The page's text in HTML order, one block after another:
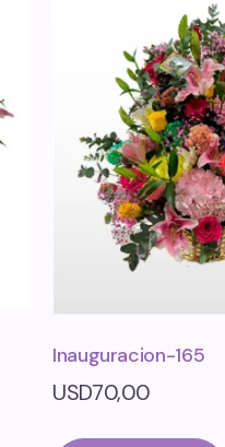
Inauguracion-165
USD70,00